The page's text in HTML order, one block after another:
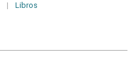
| Libros